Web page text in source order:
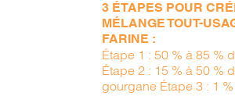
3 ÉTAPES POUR
MÉLANGE TOUT-
FARINE :
Étape 1 : 50 % à 85 %
Étape 2 : 15 % à 50 %
gourgane Étape 3 : 1